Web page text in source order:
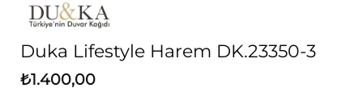
Duka Lifestyle Harem DK.23350-3
₺1.400,00